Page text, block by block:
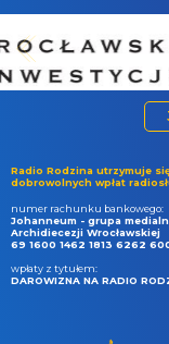
Radio Rodzina utrzymuje
dobrowolnych wpłat
numer rachunku bankowego:
Johanneum - grupa
Archidiecezji Wrocławskiej
69 1600 1462 1813 6262
wpłaty z tytułem:
DAROWIZNA NA RADIO